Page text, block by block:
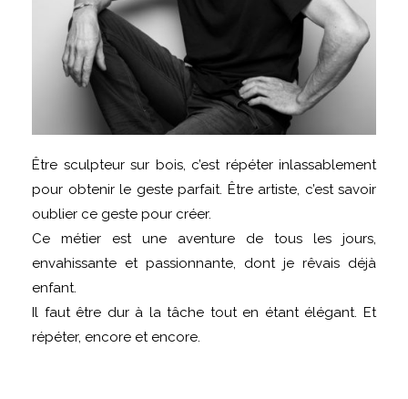
Être sculpteur sur bois, c’est répéter inlassablement
pour obtenir le geste parfait. Être artiste, c’est savoir
oublier ce geste pour créer.
Ce métier est une aventure de tous les jours,
envahissante et passionnante, dont je rêvais déjà
enfant.
Il faut être dur à la tâche tout en étant élégant. Et
répéter, encore et encore.